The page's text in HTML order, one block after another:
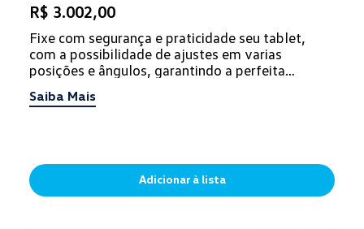
R$ 3.002,00
Fixe com segurança e praticidade seu tablet,
com a possibilidade de ajustes em varias
posições e ângulos, garantindo a perfeita
Saiba Mais
Adicionar à lista